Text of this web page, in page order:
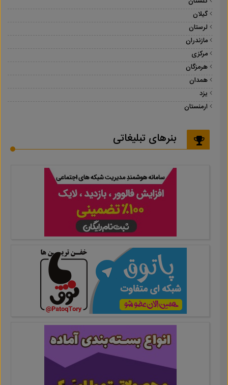
گیلان
لرستان
مازندران
مرکزی
هرمزگان
همدان
یزد
ارمنستان
بنرهای تبلیغاتی